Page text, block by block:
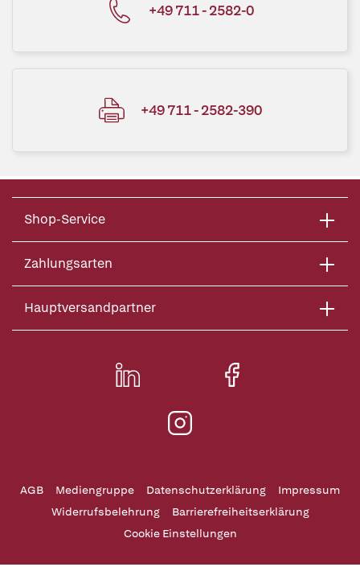
+49 711 - 2582-0
+49 711 - 2582-390
Shop-Service
Zahlungsarten
Hauptversandpartner
AGB Mediengruppe Datenschutzerklärung
Impressum
Widerrufsbelehrung
Barrierefreiheitserklärung
Cookie Einstellungen